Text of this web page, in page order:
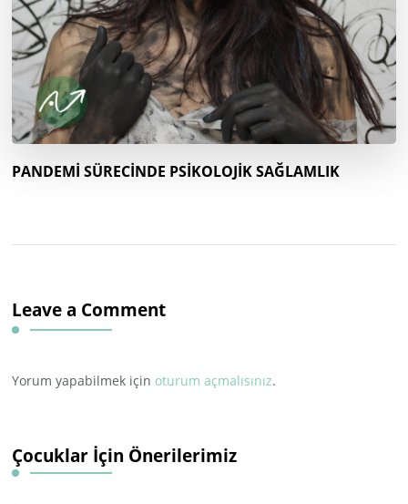
PANDEMİ SÜRECİNDE PSİKOLOJİK SAĞLAMLIK
Leave a Comment
Yorum yapabilmek için oturum açmalısınız.
Çocuklar İçin Önerilerimiz